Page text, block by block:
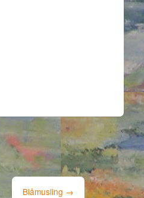
Blåmusling →